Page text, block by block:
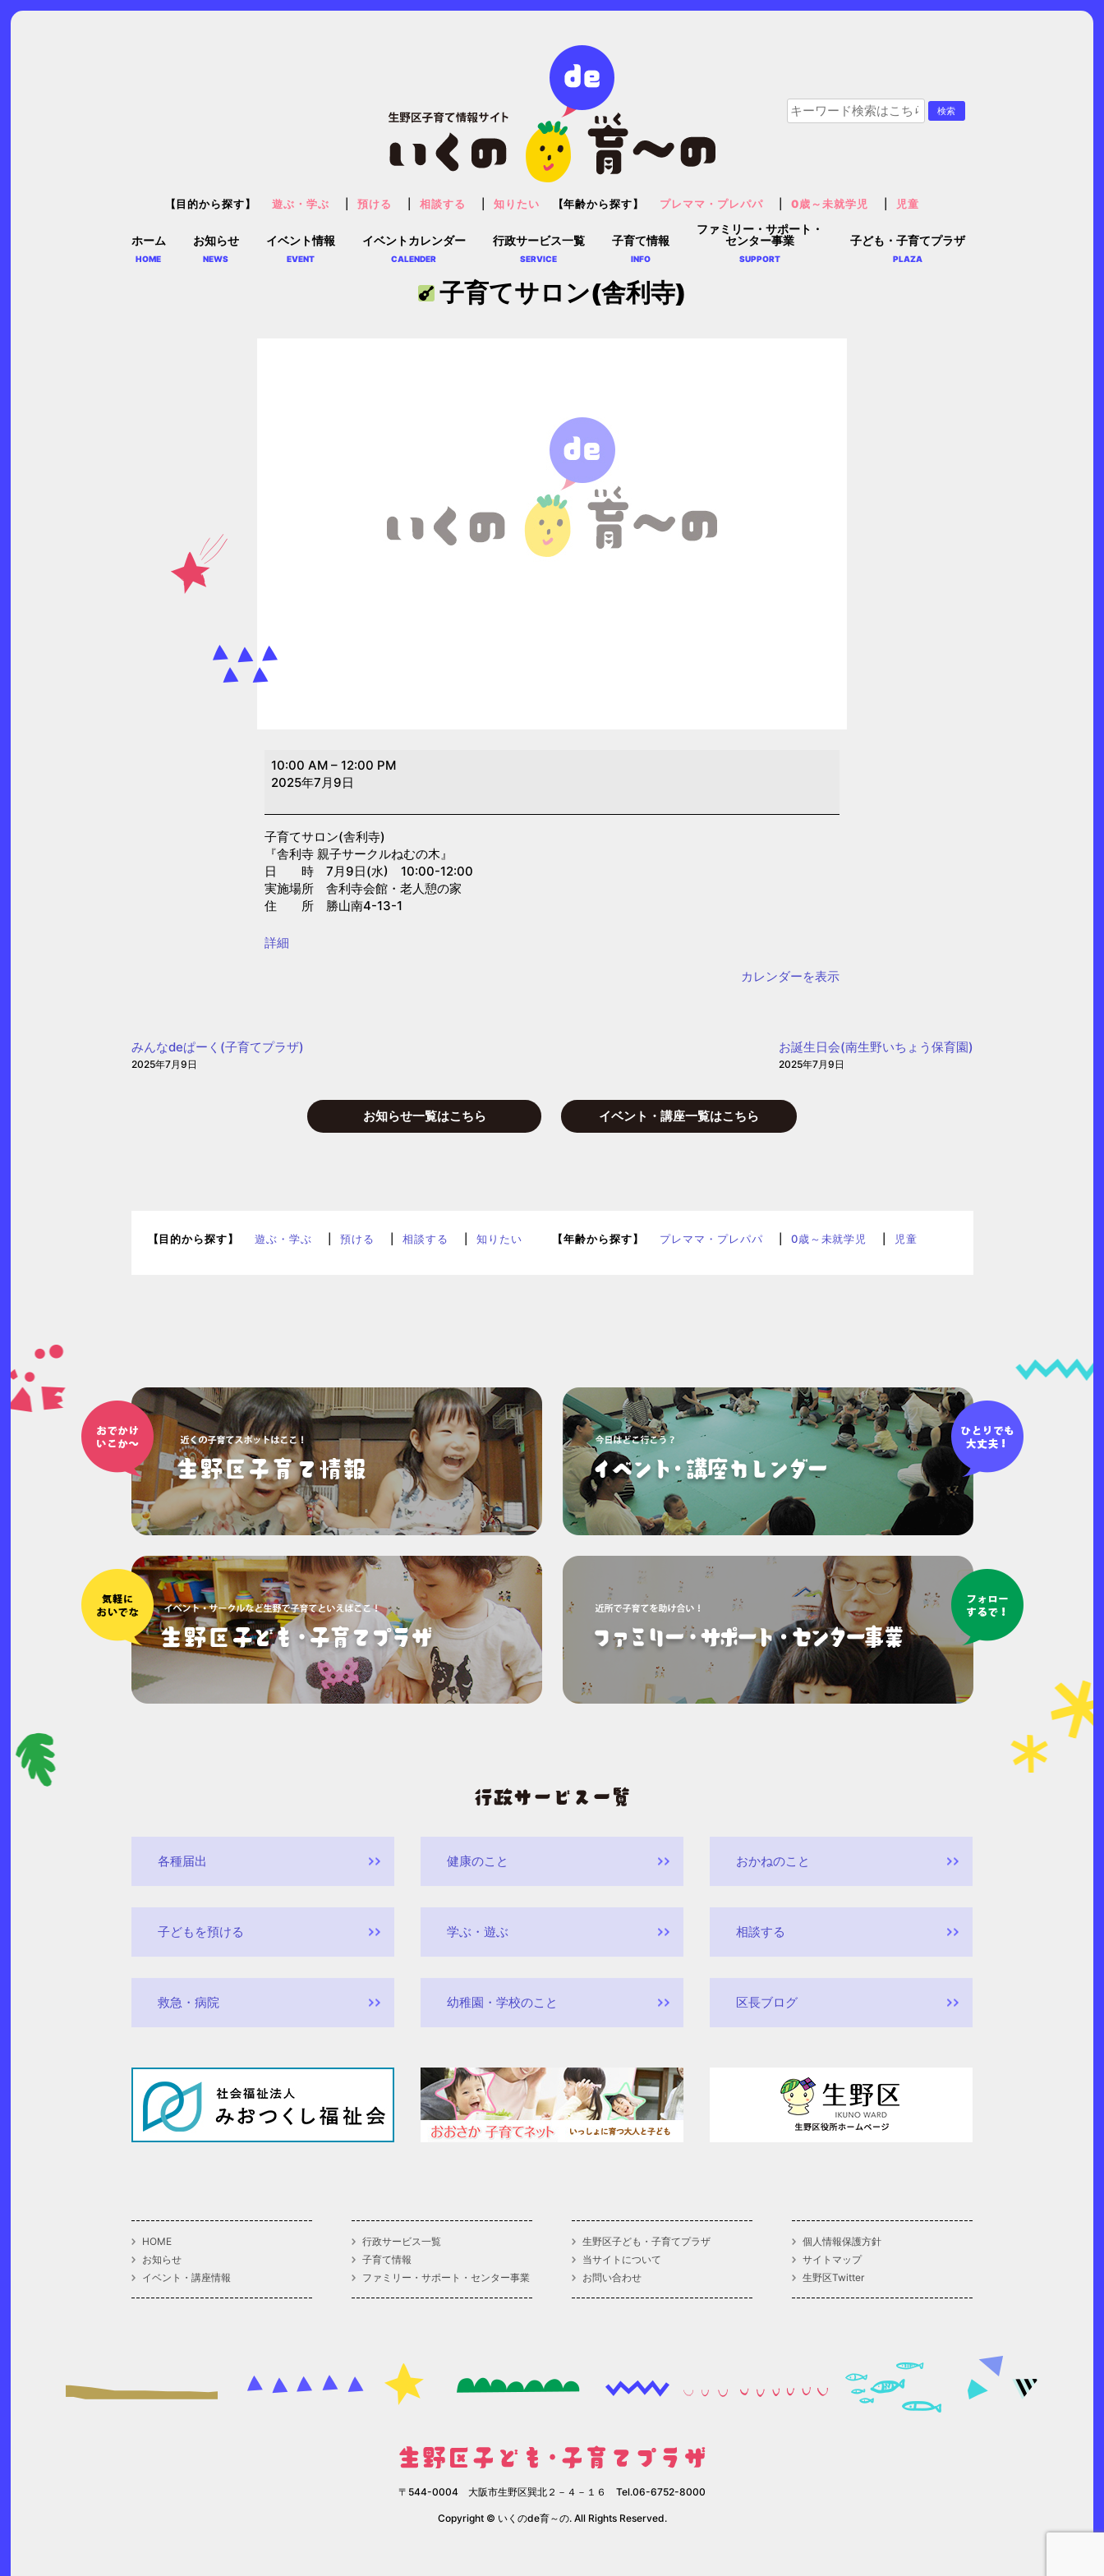
ホーム
HOME
お知らせ
NEWS
イベント情報
EVENT
イベントカレンダー
CALENDER
行政サービス一覧
SERVICE
子育て情報
INFO
ファミリー・サポート・
センター事業
SUPPORT
子ども・子育てプラザ
PLAZA
【目的から探す】 遊ぶ・学ぶ 預ける 相談する 知りたい 【年齢から探す】 プレママ・プレパパ 0歳～未就学児 児童
子育てサロン(舎利寺)
子
育
ロ
ン
(舎
利
10:00 AM – 12:00 PM
2025年7月9日
子育てサロン(舎利寺)
『舎利寺 親子サークルねむの木』
日 時 7月9日(水) 10:00-12:00
実施場所 舎利寺会館・老人憩の家
住 所 勝山南4-13-1
{title}
詳細
カレンダーを表示
みんなdeぱーく(子育てプラザ)
2025年7月9日
お誕生日会(南生野いちょう保育園)
2025年7月9日
お知らせ一覧はこちら イベント・講座一覧はこちら
【目的から探す】 遊ぶ・学ぶ 預ける 相談する 知りたい 【年齢から探す】 プレママ・プレパパ 0歳～未就学児 児童
各種届出 健康のこと おかねのこと
子どもを預ける 学ぶ・遊ぶ 相談する
救急・病院 幼稚園・学校のこと 区長ブログ
HOME
お知らせ
イベント・講座情報
行政サービス一覧
子育て情報
ファミリー・サポート・センター事業
生野区子ども・子育てプラザ
当サイトについて
お問い合わせ
個人情報保護方針
サイトマップ
生野区Twitter
〒544-0004 大阪市生野区巽北２－４－１６ Tel.06-6752-8000
Copyright © いくのde育～の. All Rights Reserved.